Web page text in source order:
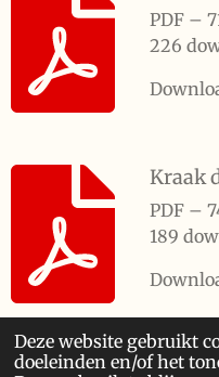
Deze website gebruikt
doeleinden en/of het
PDF –
226
Kraak
PDF –
189